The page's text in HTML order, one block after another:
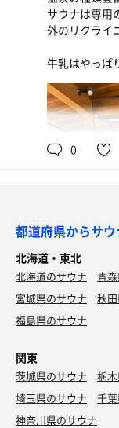
サウナは専用
外のリクライ
牛乳はやっ
0
都道府県からサ
北海道・東北
北海道のサウナ 青
宮城県のサウナ
秋
福島県のサウナ
関東
茨城県のサウナ 栃
埼玉県のサウナ
千
神奈川県のサウナ